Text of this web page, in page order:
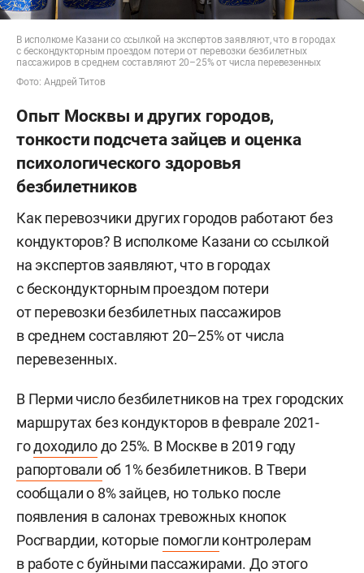
В исполкоме Казани со ссылкой на экспертов заявляют, что в городах
с бескондукторным проездом потери от перевозки безбилетных
пассажиров в среднем составляют 20–25% от числа перевезенных
Фото: Андрей Титов
Опыт Москвы и других городов,
тонкости подсчета зайцев и оценка
психологического здоровья
безбилетников
Как перевозчики других городов работают без
кондукторов? В исполкоме Казани со ссылкой
на экспертов заявляют, что в городах
с бескондукторным проездом потери
от перевозки безбилетных пассажиров
в среднем составляют 20–25% от числа
перевезенных.
В Перми число безбилетников на трех городских
маршрутах без кондукторов в феврале 2021-
годоходилодо 25%. В Москве в 2019 году
рапортовали об 1% безбилетников. В Твери
сообщали о 8% зайцев, но только после
появления в салонах тревожных кнопок
Росгвардии, которые помогли контролерам
в работе с буйными пассажирами. До этого